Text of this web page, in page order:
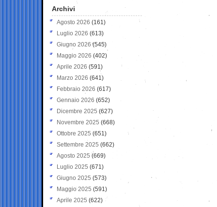
Archivi
Agosto 2026 (161)
Luglio 2026 (613)
Giugno 2026 (545)
Maggio 2026 (402)
Aprile 2026 (591)
Marzo 2026 (641)
Febbraio 2026 (617)
Gennaio 2026 (652)
Dicembre 2025 (627)
Novembre 2025 (668)
Ottobre 2025 (651)
Settembre 2025 (662)
Agosto 2025 (669)
Luglio 2025 (671)
Giugno 2025 (573)
Maggio 2025 (591)
Aprile 2025 (622)